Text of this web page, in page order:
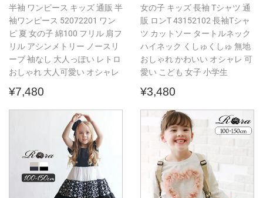
半袖 ワンピース キッズ 通販 半
袖ワンピース 52072201 ワン
ピ 夏 女の子 綿100 フリル 肩フ
リル アシンメトリー ノースリ
ーブ 袖なし 大人っぽい レトロ
おしゃれ 大人可愛い オシャレ
通
¥7,480
女の子 キッズ 長袖 Tシャツ 通
販 ロンT 43152102 長袖Tシャ
ツ カットソー タートルネック
ハイネック くしゅくしゅ 無地
おしゃれ かわいい オシャレ 可
愛い こども 女子 小学生
通
価
格
¥3,480